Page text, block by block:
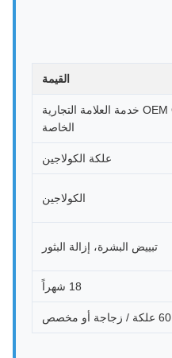
القيمة
OEM ODM خدمة العلامة التجارية
الخاصة
علكة الكولاجين
الكولاجين
تبييض البشرة، إزالة البثور
18 شهراً
60 علكة / زجاجة أو مخصص